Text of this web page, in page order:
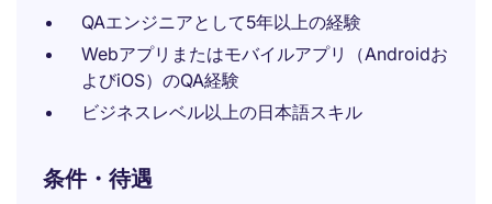
QAエンジニアとして5年以上の経験
Webアプリまたはモバイルアプリ（Androidお
よびiOS）のQA経験
ビジネスレベル以上の日本語スキル
条件・待遇